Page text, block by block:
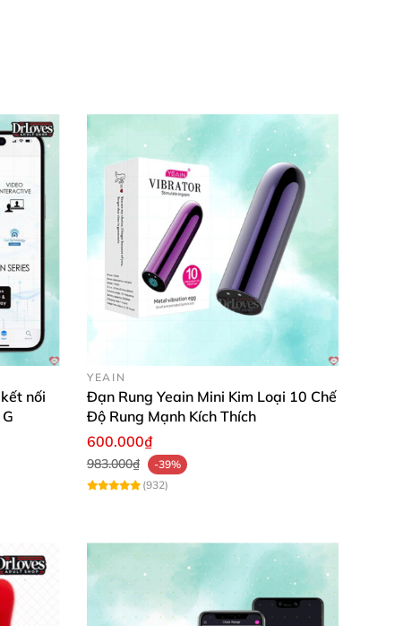
nàng hoàn toàn có thể yên tâm sử dụng
nối
YEAIN
Đạn Rung Yeain Mini Kim Loại 10 Chế
Độ Rung Mạnh Kích Thích
600.000₫
983.000₫
-39%
(932)